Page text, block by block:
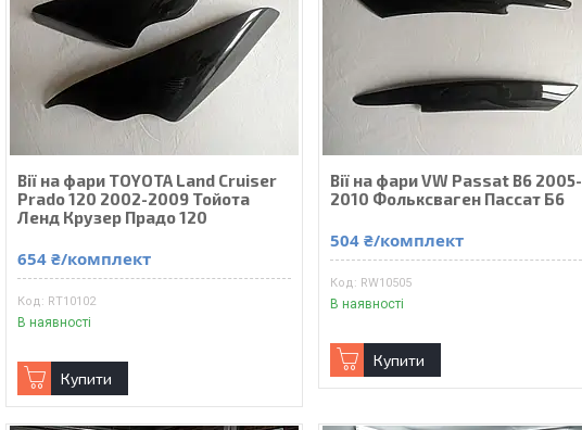
Вії на фари TOYOTA Land Cruiser
Prado 120 2002-2009 Тойота
Ленд Крузер Прадо 120
654 ₴/комплект
RT10102
В наявності
Купити
Вії на фари VW Passat B6 2005-
2010 Фольксваген Пассат Б6
504 ₴/комплект
RW10505
В наявності
Купити